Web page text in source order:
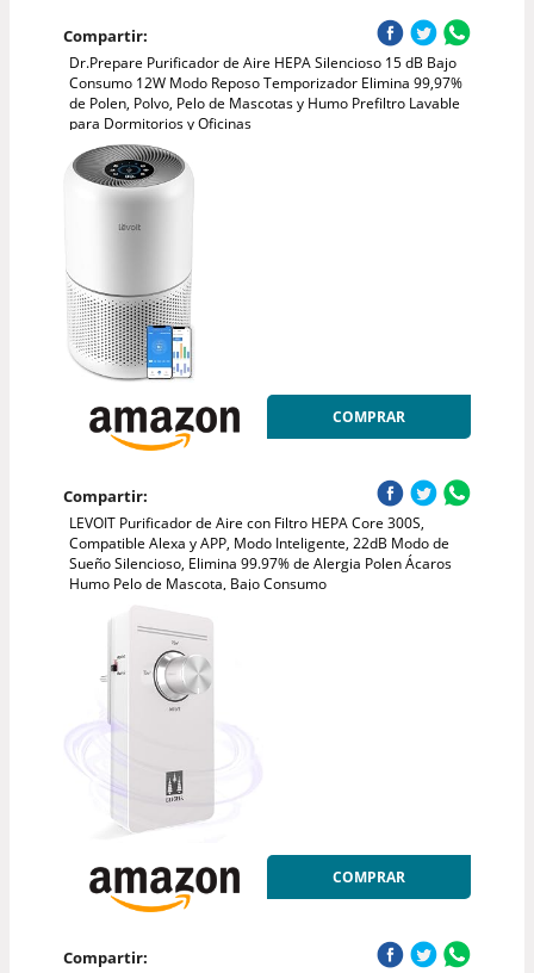
Compartir:
Dr.Prepare Purificador de Aire HEPA Silencioso 15 dB Bajo
Consumo 12W Modo Reposo Temporizador Elimina 99,97%
de Polen, Polvo, Pelo de Mascotas y Humo Prefiltro Lavable
para Dormitorios y Oficinas
COMPRAR
Compartir:
LEVOIT Purificador de Aire con Filtro HEPA Core 300S,
Compatible Alexa y APP, Modo Inteligente, 22dB Modo de
Sueño Silencioso, Elimina 99.97% de Alergia Polen Ácaros
Humo Pelo de Mascota, Bajo Consumo
COMPRAR
Compartir: